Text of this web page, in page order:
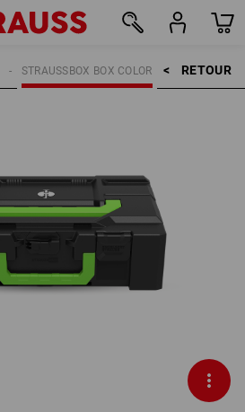
RETOUR    >
STRAUSSBOX BOX COLOR